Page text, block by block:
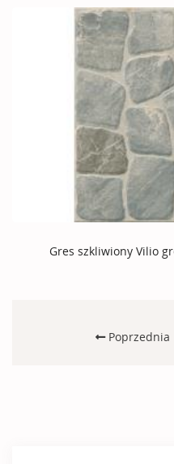
Gres szkliwiony Vilio
Poprzednia